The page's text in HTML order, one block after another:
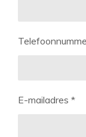
E-mailadres *